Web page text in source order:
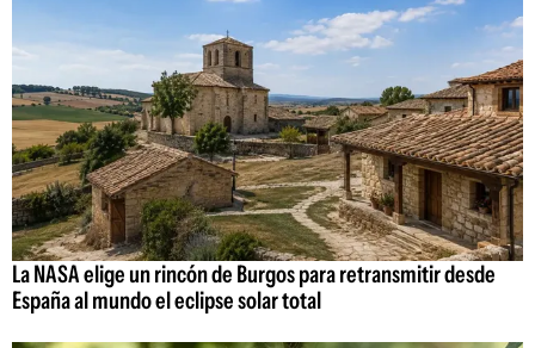
La NASA elige un rincón de Burgos para retransmitir desde
España al mundo el eclipse solar total